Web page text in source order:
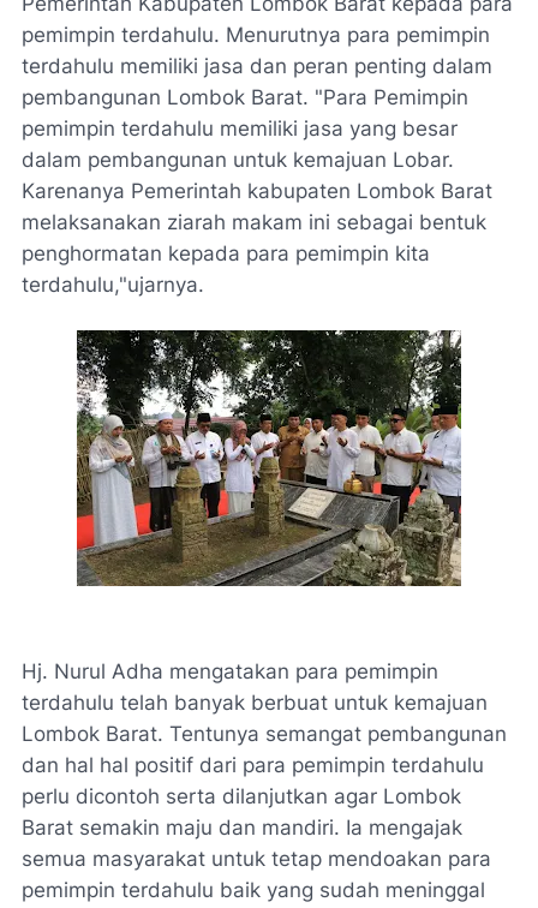
pemimpin terdahulu. Menurutnya para pemimpin
terdahulu memiliki jasa dan peran penting dalam
pembangunan Lombok Barat. "Para Pemimpin
pemimpin terdahulu memiliki jasa yang besar
dalam pembangunan untuk kemajuan Lobar.
Karenanya Pemerintah kabupaten Lombok Barat
melaksanakan ziarah makam ini sebagai bentuk
penghormatan kepada para pemimpin kita
terdahulu,"ujarnya.
Hj. Nurul Adha mengatakan para pemimpin
terdahulu telah banyak berbuat untuk kemajuan
Lombok Barat. Tentunya semangat pembangunan
dan hal hal positif dari para pemimpin terdahulu
perlu dicontoh serta dilanjutkan agar Lombok
Barat semakin maju dan mandiri. Ia mengajak
semua masyarakat untuk tetap mendoakan para
pemimpin terdahulu baik yang sudah meninggal